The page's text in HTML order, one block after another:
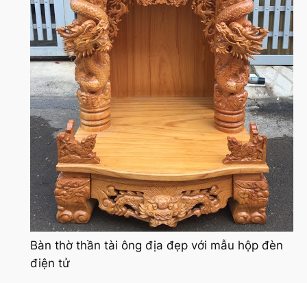
Bàn thờ thần tài ông địa đẹp với mẫu hộp đèn
điện tử